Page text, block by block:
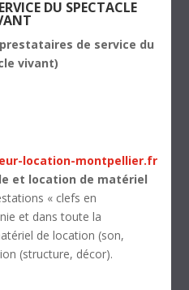
DU SPECTACLE
de service du
vivant)
location-montpellier.fr
et location de matériel
« clefs en
et dans toute la
de location (son,
(structure, décor).